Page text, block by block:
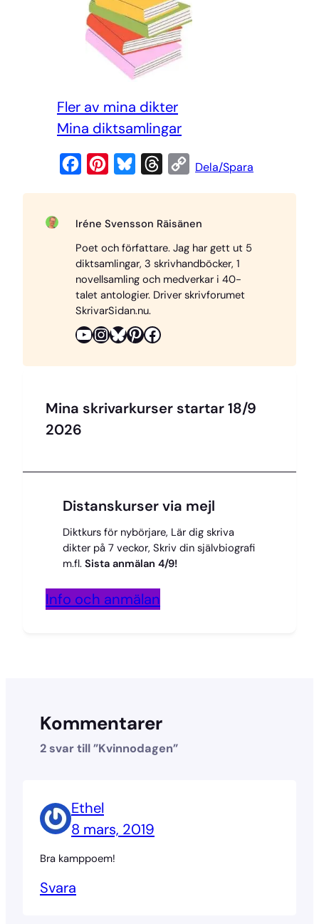
Fler av mina dikter
Mina diktsamlingar
e
b
o
o
k
t
e
r
e
s
t
e
s
k
y
e
a
d
s
C
y
L
i
n
Dela/Spara
Iréne Svensson Räisänen
Poet och författare. Jag har gett ut 5
diktsamlingar, 3 skrivhandböcker, 1
novellsamling och medverkar i 40-
talet antologier. Driver skrivforumet
SkrivarSidan.nu.
YouTube InstagramBluesky Pinterest Facebook
Mina skrivarkurser startar 18/9
2026
Distanskurser via mejl
Diktkurs för nybörjare, Lär dig skriva
dikter på 7 veckor, Skriv din självbiografi
m.fl. Sista anmälan 4/9!
Info och anmälan
Kommentarer
2 svar till ”Kvinnodagen”
Ethel
8 mars, 2019
Bra kamppoem!
Svara